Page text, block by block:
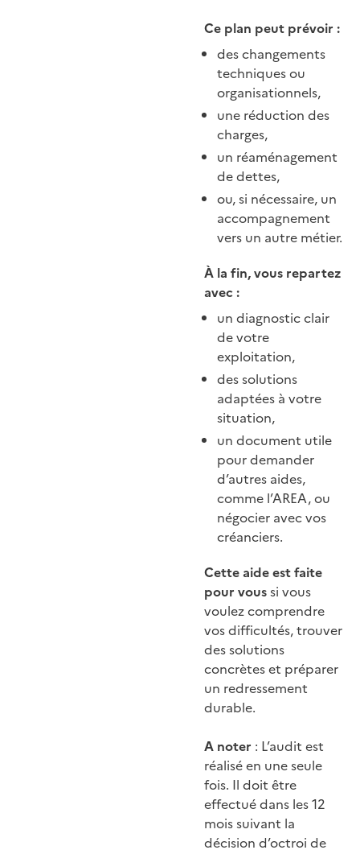
Ce plan peut prévoir :
des changements
techniques ou
organisationnels,
une réduction des
charges,
un réaménagement
de dettes,
ou, si nécessaire, un
accompagnement
vers un autre métier.
À la fin, vous repartez
avec :
un diagnostic clair
de votre
exploitation,
des solutions
adaptées à votre
situation,
un document utile
pour demander
d’autres aides,
comme l’AREA, ou
négocier avec vos
créanciers.
Cette aide est faite
pour voussi vous
voulez comprendre
vos difficultés, trouver
des solutions
concrètes et préparer
un redressement
durable.
A noter : L’audit est
réalisé en une seule
fois. Il doit être
effectué dans les 12
mois suivant la
décision d’octroi de